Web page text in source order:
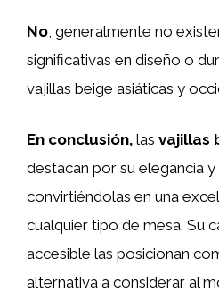
No , generalmente no
significativas en diseño o
vajillas beige asiáticas y
En conclusión, las vajillas
destacan por su elegancia
convirtiéndolas en una
cualquier tipo de mesa. Su
accesible las posicionan
alternativa a considerar al